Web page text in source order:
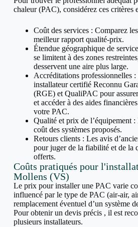
chaleur (PAC), considérez ces critères
Coût des services : Comparez
meilleur rapport qualité-prix.
Étendue géographique de
se limitent à des zones
desservent une aire plus large.
Accréditations professionnelles
installateur certifié Reconnu
(RGE) et QualiPAC pour
et accéder à des aides
votre PAC.
Qualité et prix de l’équipement
coût des systèmes proposés.
Retours clients : Les avis
pour juger de la fiabilité et de la
offerts.
Coûts pratiqués pour
Mollens (VS)
Le prix pour installer une PAC varie
influencé par le type de PAC (air-air,
remplacement éventuel d’un système
Pour obtenir un devis précis , il est
plusieurs installateurs.